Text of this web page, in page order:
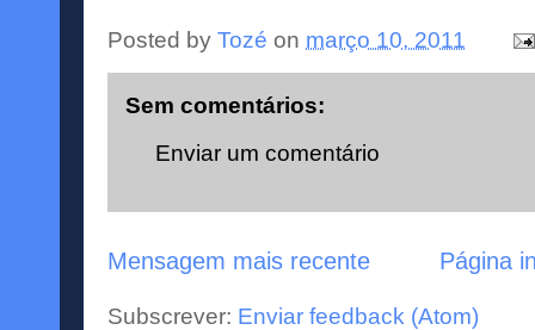
Posted by Tozé on março 10, 2011
Sem comentários:
Enviar um comentário
Mensagem mais recente Página
Subscrever: Enviar feedback (Atom)